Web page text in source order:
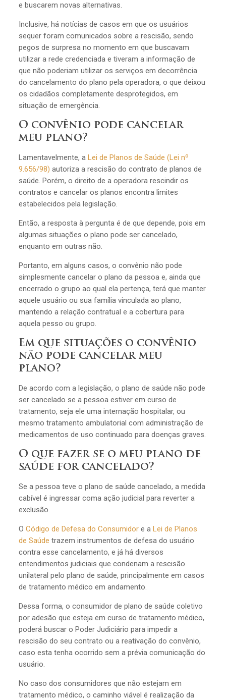
e buscarem novas alternativas.
Inclusive, há notícias de casos em que os usuários
sequer foram comunicados sobre a rescisão, sendo
pegos de surpresa no momento em que buscavam
utilizar a rede credenciada e tiveram a informação de
que não poderiam utilizar os serviços em decorrência
do cancelamento do plano pela operadora, o que deixou
os cidadãos completamente desprotegidos, em
situação de emergência.
O convênio pode cancelar
meu plano?
Lamentavelmente, aLei de Planos de Saúde (Lei nº
9.656/98) autoriza a rescisão do contrato de planos de
saúde. Porém, o direito de a operadora rescindir os
contratos e cancelar os planos encontra limites
estabelecidos pela legislação.
Então, a resposta à pergunta é de que depende, pois em
algumas situações o plano pode ser cancelado,
enquanto em outras não.
Portanto, em alguns casos, o convênio não pode
simplesmente cancelar o plano da pessoa e, ainda que
encerrado o grupo ao qual ela pertença, terá que manter
aquele usuário ou sua família vinculada ao plano,
mantendo a relação contratual e a cobertura para
aquela pesso ou grupo.
Em que situações o convênio
não pode cancelar meu
plano?
De acordo com a legislação, o plano de saúde não pode
ser cancelado se a pessoa estiver em curso de
tratamento, seja ele uma internação hospitalar, ou
mesmo tratamento ambulatorial com administração de
medicamentos de uso continuado para doenças graves.
O que fazer se o meu plano de
saúde for cancelado?
Se a pessoa teve o plano de saúde cancelado, a medida
cabível é ingressar coma ação judicial para reverter a
exclusão.
OCódigo de Defesa do Consumidor e aLei de Planos
de Saúde trazem instrumentos de defesa do usuário
contra esse cancelamento, e já há diversos
entendimentos judiciais que condenam a rescisão
unilateral pelo plano de saúde, principalmente em casos
de tratamento médico em andamento.
Dessa forma, o consumidor de plano de saúde coletivo
por adesão que esteja em curso de tratamento médico,
poderá buscar o Poder Judiciário para impedir a
rescisão do seu contrato ou a reativação do convênio,
caso esta tenha ocorrido sem a prévia comunicação do
usuário.
No caso dos consumidores que não estejam em
tratamento médico, o caminho viável é realização da